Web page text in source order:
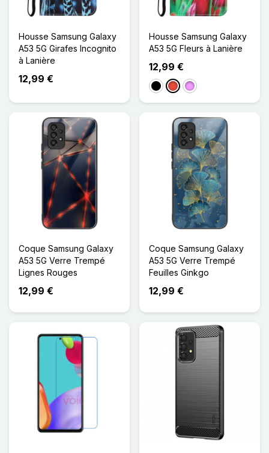
Housse Samsung Galaxy
A53 5G Girafes Incognito
à Lanière
12,99 €
Housse Samsung Galaxy
A53 5G Fleurs à Lanière
12,99 €
NoirRougeViolet Clair
Coque Samsung Galaxy
A53 5G Verre Trempé
Lignes Rouges
12,99 €
Coque Samsung Galaxy
A53 5G Verre Trempé
Feuilles Ginkgo
12,99 €